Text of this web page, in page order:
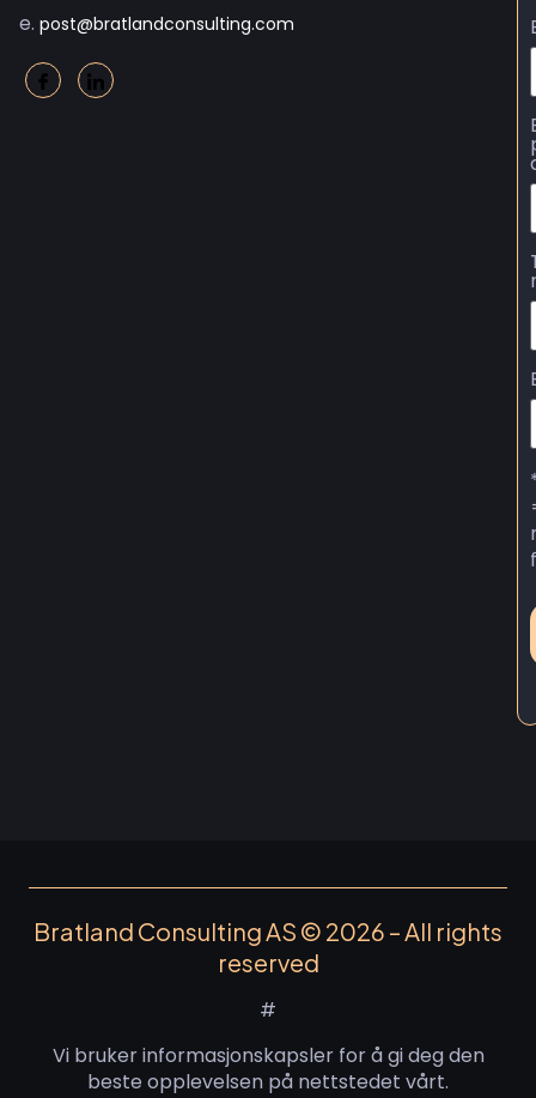
e. post@bratlandconsulting.com
Bratland Consulting AS © 2026 – All rights
reserved
#
Vi bruker informasjonskapsler for å gi deg den
beste opplevelsen på nettstedet vårt.